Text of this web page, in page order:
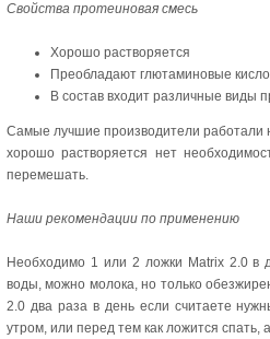
Свойства протеиновая смесь
Хорошо растворяется
Преобладают глютаминовые
В состав входит различные виды
Самые лучшие производители работали
хорошо растворяется нет
перемешать.
Наши рекомендации по применению
Необходимо 1 или 2 ложки Matrix 2.0 в
воды, можно молока, но только
2.0 два раза в день если считаете
утром, или перед тем как ложится спать,